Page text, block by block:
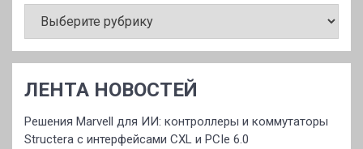
ЛЕНТА НОВОСТЕЙ
Решения Marvell для ИИ: контроллеры и коммутаторы
Structera с интерфейсами CXL и PCIe 6.0